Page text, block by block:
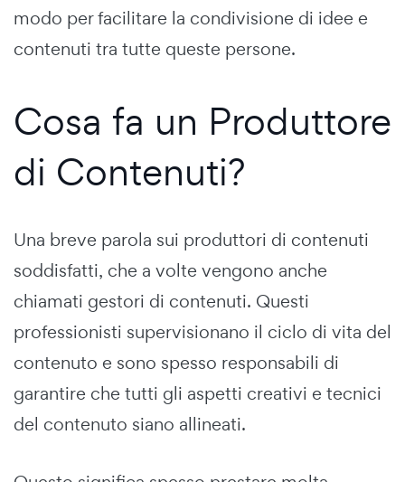
modo per facilitare la condivisione di idee e
contenuti tra tutte queste persone.
Cosa fa un Produttore
di Contenuti?
Una breve parola sui produttori di contenuti
soddisfatti, che a volte vengono anche
chiamati gestori di contenuti. Questi
professionisti supervisionano il ciclo di vita del
contenuto e sono spesso responsabili di
garantire che tutti gli aspetti creativi e tecnici
del contenuto siano allineati.